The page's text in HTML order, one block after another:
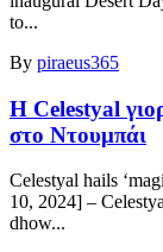
to...
By piraeus365
Η Celestyal
στο Ντουμπάι
Celestyal hails
10, 2024] –
dhow...